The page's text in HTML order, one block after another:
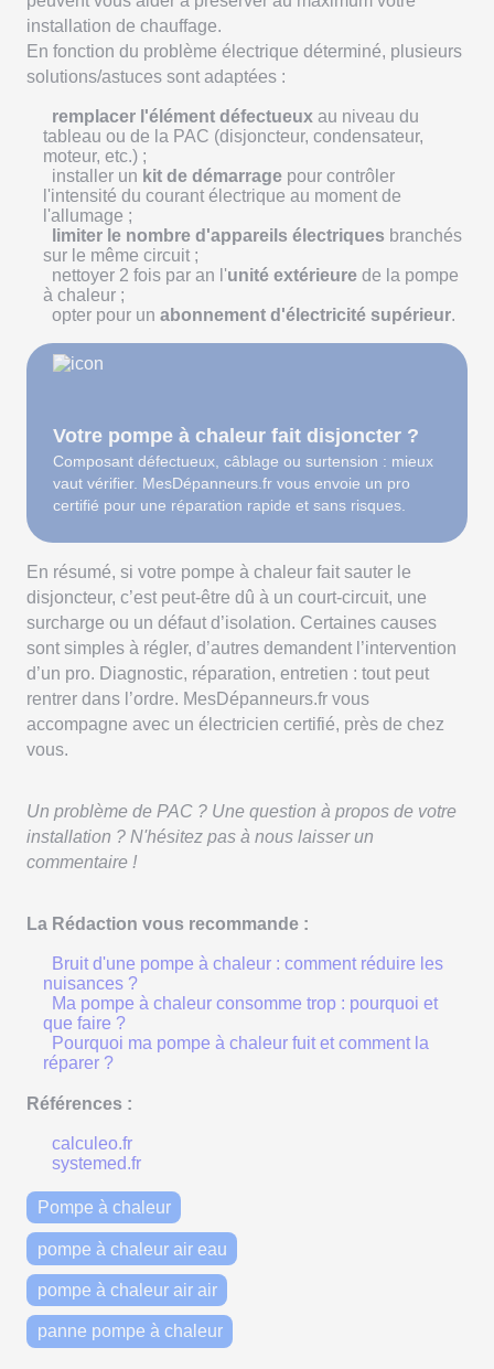
installation de chauffage.
En fonction du problème électrique déterminé, plusieurs
solutions/astuces sont adaptées :
remplacer l'élément défectueux au niveau du
tableau ou de la PAC (disjoncteur, condensateur,
moteur, etc.) ;
installer un kit de démarrage pour contrôler
l'intensité du courant électrique au moment de
l'allumage ;
limiter le nombre d'appareils électriques branchés
sur le même circuit ;
nettoyer 2 fois par an l'unité extérieure de la pompe
à chaleur ;
opter pour un abonnement d'électricité supérieur.
Votre pompe à chaleur fait disjoncter ?
Composant défectueux, câblage ou surtension : mieux
vaut vérifier. MesDépanneurs.fr vous envoie un pro
certifié pour une réparation rapide et sans risques.
En résumé, si votre pompe à chaleur fait sauter le
disjoncteur, c’est peut-être dû à un court-circuit, une
surcharge ou un défaut d’isolation. Certaines causes
sont simples à régler, d’autres demandent l’intervention
d’un pro. Diagnostic, réparation, entretien : tout peut
rentrer dans l’ordre. MesDépanneurs.fr vous
accompagne avec un électricien certifié, près de chez
vous.
Un problème de PAC ? Une question à propos de votre
installation ? N'hésitez pas à nous laisser un
commentaire !
La Rédaction vous recommande :
Bruit d'une pompe à chaleur : comment réduire les
nuisances ?
Ma pompe à chaleur consomme trop : pourquoi et
que faire ?
Pourquoi ma pompe à chaleur fuit et comment la
réparer ?
Références :
calculeo.fr
systemed.fr
Pompe à chaleur
pompe à chaleur air eau
pompe à chaleur air air
panne pompe à chaleur